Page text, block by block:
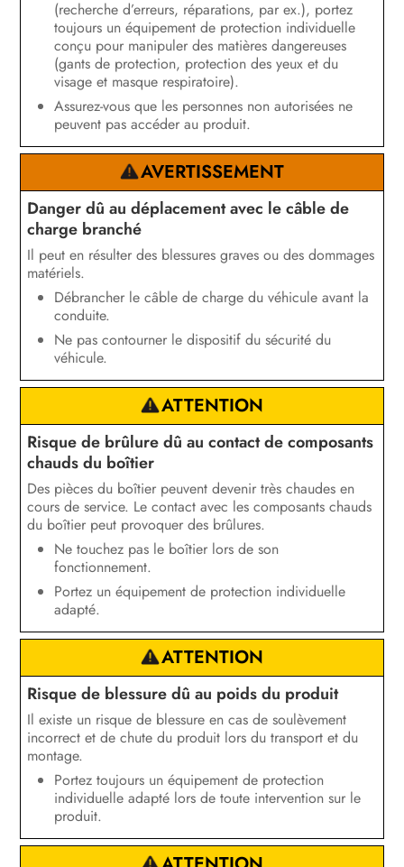
(recherche d’erreurs, réparations, par ex.), portez
toujours un équipement de protection individuelle
conçu pour manipuler des matières dangereuses
(gants de protection, protection des yeux et du
visage et masque respiratoire).
Assurez-vous que les personnes non autorisées ne
peuvent pas accéder au produit.
AVERTISSEMENT
Danger dû au déplacement avec le câble de
charge branché
Il peut en résulter des blessures graves ou des dommages
matériels.
Débrancher le câble de charge du véhicule avant la
conduite.
Ne pas contourner le dispositif du sécurité du
véhicule.
ATTENTION
Risque de brûlure dû au contact de composants
chauds du boîtier
Des pièces du boîtier peuvent devenir très chaudes en
cours de service. Le contact avec les composants chauds
du boîtier peut provoquer des brûlures.
Ne touchez pas le boîtier lors de son
fonctionnement.
Portez un équipement de protection individuelle
adapté.
ATTENTION
Risque de blessure dû au poids du produit
Il existe un risque de blessure en cas de soulèvement
incorrect et de chute du produit lors du transport et du
montage.
Portez toujours un équipement de protection
individuelle adapté lors de toute intervention sur le
produit.